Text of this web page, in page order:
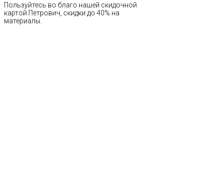
Пользуйтесь во благо нашей скидочной
картой Петрович, скидки до 40% на
материалы.